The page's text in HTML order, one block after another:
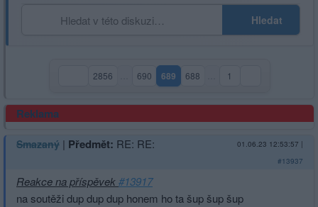
Hledat
2856 690 689(aktuální strana)
688 1
Reklama
Smazaný | Předmět: RE: RE: 01.06.23 12:53:57 |
#13937
Reakce na příspěvek#13917
na soutěži dup dup dup honem ho ta šup šup šup